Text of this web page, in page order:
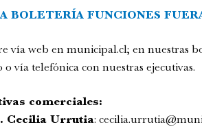
BOLETERÍA FUNCIONES
vía web en municipal.cl; en nuestras
o vía telefónica con nuestras ejecutivas.
comerciales:
Cecilia Urrutia: